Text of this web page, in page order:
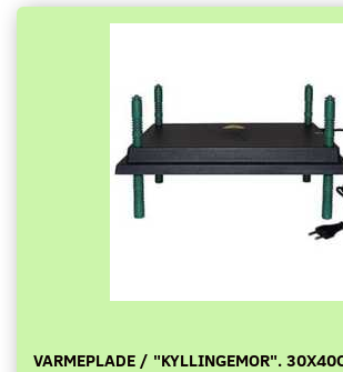
VARMEPLADE / "KYLLINGEMOR".